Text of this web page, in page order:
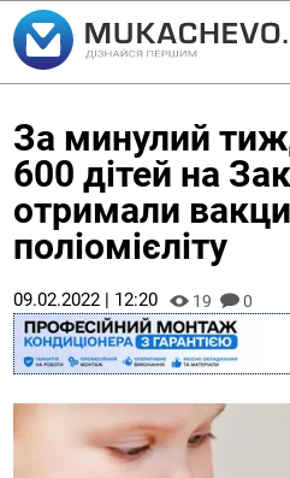
За минулий
600 дітей на
отримали
поліомієліту
09.02.2022 | 12:20 19 0